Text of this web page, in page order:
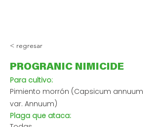
< regresar
PROGRANIC NIMICIDE
Para cultivo:
Pimiento morrón (Capsicum annuum
var. Annuum)
Plaga que ataca: